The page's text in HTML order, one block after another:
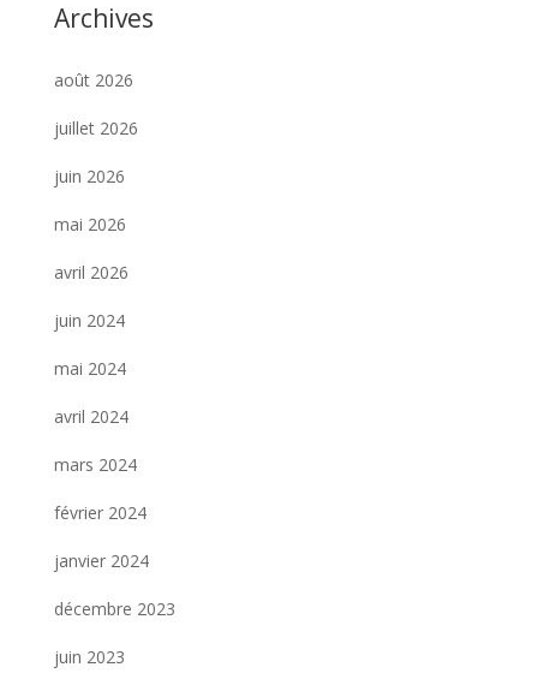
Archives
août 2026
juillet 2026
juin 2026
mai 2026
avril 2026
juin 2024
mai 2024
avril 2024
mars 2024
février 2024
janvier 2024
décembre 2023
juin 2023